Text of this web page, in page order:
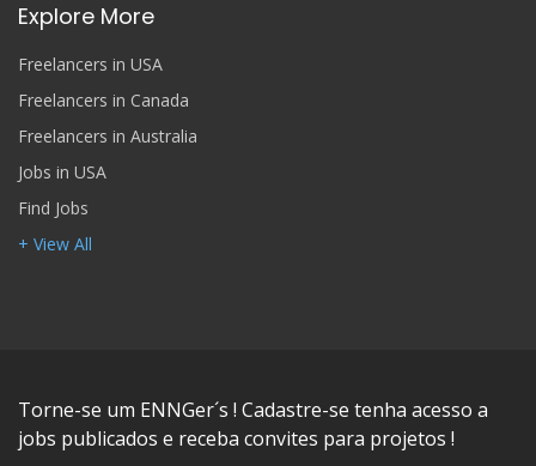
Explore More
Freelancers in USA
Freelancers in Canada
Freelancers in Australia
Jobs in USA
Find Jobs
+ View All
Torne-se um ENNGer´s ! Cadastre-se tenha acesso a
jobs publicados e receba convites para projetos !